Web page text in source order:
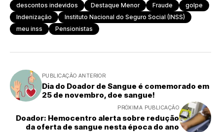
descontos indevidos Destaque Menor Fraude
golpe
Indenização
Instituto Nacional do Seguro Social (INSS)
meu inss
Pensionistas
PUBLICAÇÃO ANTERIOR
Dia do Doador de Sangue é comemorado em
25 de novembro, doe sangue!
PRÓXIMA PUBLICAÇÃO
Doador: Hemocentro alerta sobre redução
da oferta de sangue nesta época do ano